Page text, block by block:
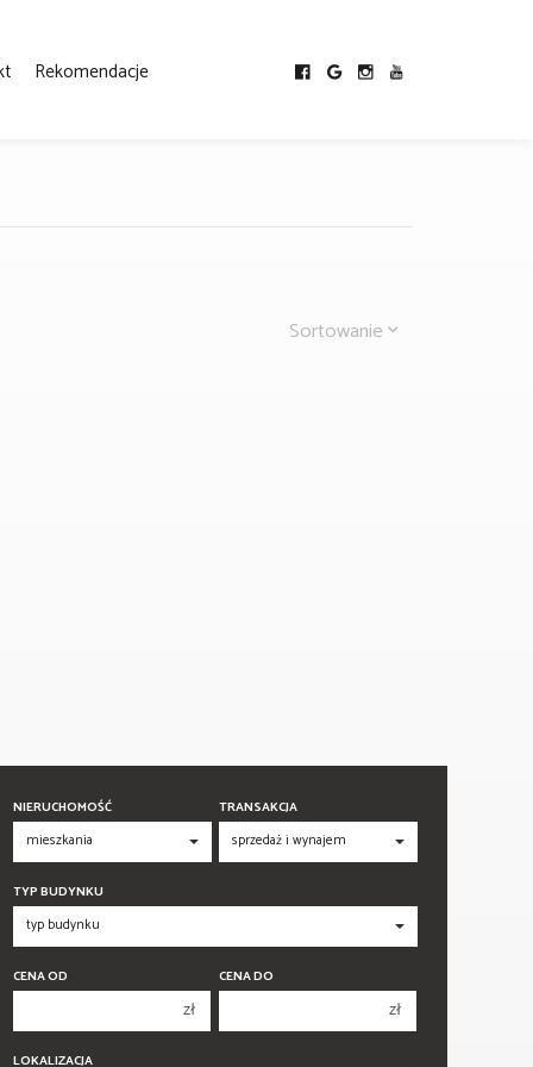
Rekomendacje
Sortowanie
NIERUCHOMOŚĆ TRANSAKCJA
TYP BUDYNKU
CENA OD
zł
CENA DO
zł
LOKALIZACJA